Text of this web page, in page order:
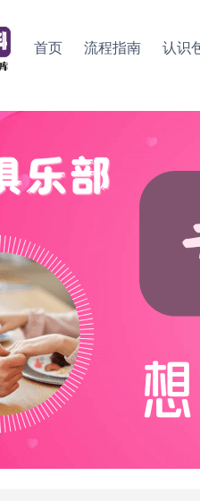
首页 流程指南 认识